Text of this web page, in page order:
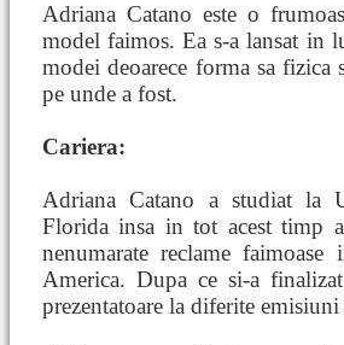
Adriana Catano este o
model faimos. Ea s-a lansat in
modei deoarece forma sa
pe unde a fost.
Cariera:
Adriana Catano a studiat la
Florida insa in tot acest timp
nenumarate reclame
America. Dupa ce si-a
prezentatoare la diferite